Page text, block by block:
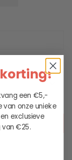
een €5,-
onze unieke
exclusieve
van €25.